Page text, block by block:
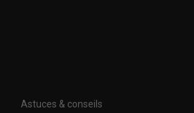
Astuces & conseils